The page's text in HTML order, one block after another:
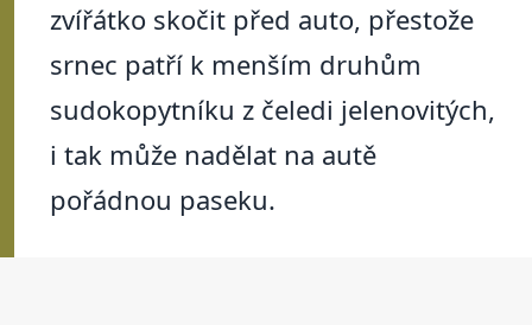
zvířátko skočit před auto, přestože
srnec patří k menším druhům
sudokopytníku z čeledi jelenovitých,
i tak může nadělat na autě
pořádnou paseku.